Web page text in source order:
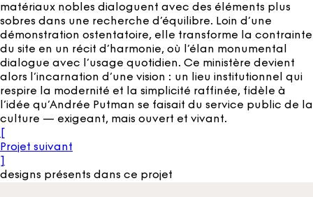
matériaux nobles dialoguent avec des éléments plus
sobres dans une recherche d’équilibre. Loin d’une
démonstration ostentatoire, elle transforme la contrainte
du site en un récit d’harmonie, où l’élan monumental
dialogue avec l’usage quotidien. Ce ministère devient
alors l’incarnation d’une vision : un lieu institutionnel qui
respire la modernité et la simplicité raffinée, fidèle à
l’idée qu’Andrée Putman se faisait du service public de la
culture — exigeant, mais ouvert et vivant.
Projet suivant
designs présents dans ce projet